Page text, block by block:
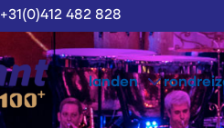
+31(0)412 482 828
landen